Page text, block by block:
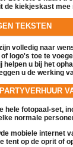
de kiekjeskast mee
TEKSTEN
volledig naar
logo's toe te
u bij het
u de werking
hele fotopaal -set,
normale
mobiele internet
tent op de oprit of